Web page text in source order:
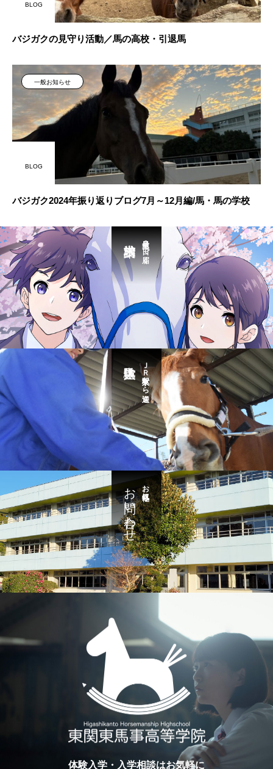
BLOG
バジガクの見守り活動／馬の高校・引退馬
一般お知らせ
BLOG
バジガク2024年振り返りブログ7月～12月編/馬・馬の学校
最短３日で届く
ＪＲ東京駅から送迎
お気軽に・・・
お問い合わせ
体験入学・入学相談はお気軽に